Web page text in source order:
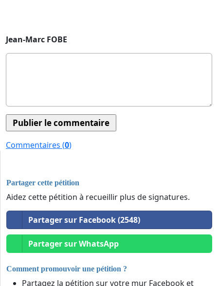
Jean-Marc FOBE
Commentaires (0)
Partager cette pétition
Aidez cette pétition à recueillir plus de signatures.
Partager sur Facebook (2548)
Partager sur WhatsApp
Comment promouvoir une pétition ?
Partagez la pétition sur votre mur Facebook et